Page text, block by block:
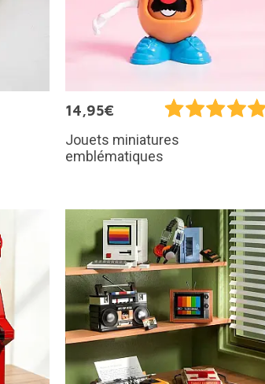
14,95€
Jouets miniatures
emblématiques